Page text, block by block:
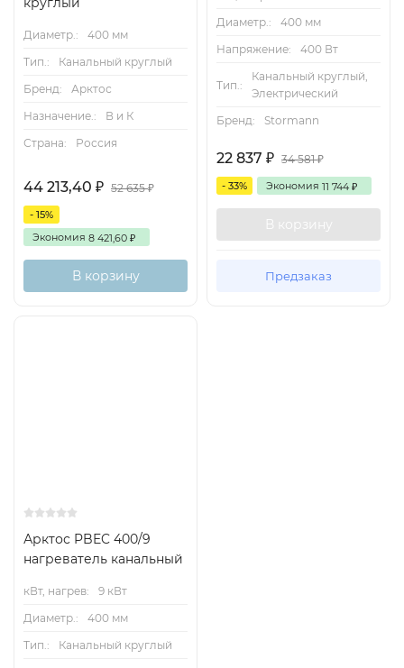
Диаметр.:
400 мм
Тип.:
Канальный круглый
Бренд:
Арктос
Назначение.:
В и К
Страна:
Россия
44 213,40 ₽ 52 635₽
- 15%
Экономия 8 421,60 ₽
В корзину
Диаметр.:
400 мм
Напряжение:
400 Вт
Тип.:
Канальный круглый,
Электрический
Бренд:
Stormann
22 837 ₽ 34 581₽
- 33% Экономия 11 744 ₽
В корзину
Предзаказ
Арктос PBEC 400/9
нагреватель канальный
кВт, нагрев:
9 кВт
Диаметр.:
400 мм
Тип.:
Канальный круглый